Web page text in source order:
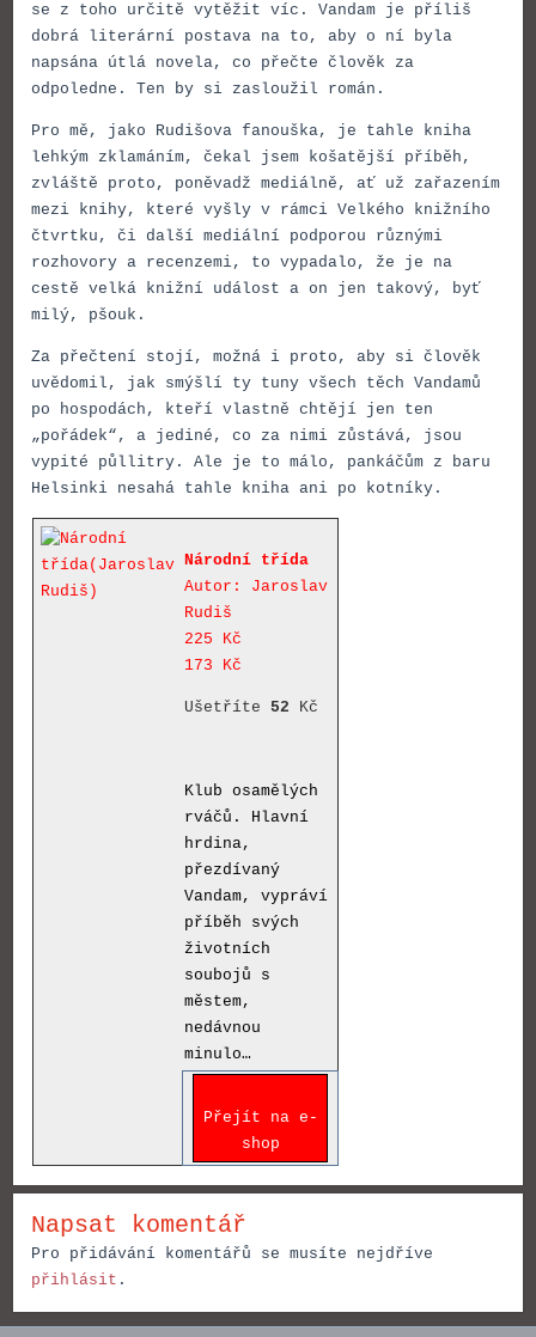
se z toho určitě vytěžit víc. Vandam je příliš
dobrá literární postava na to, aby o ní byla
napsána útlá novela, co přečte člověk za
odpoledne. Ten by si zasloužil román.
Pro mě, jako Rudišova fanouška, je tahle kniha
lehkým zklamáním, čekal jsem košatější příběh,
zvláště proto, poněvadž mediálně, ať už zařazením
mezi knihy, které vyšly v rámci Velkého knižního
čtvrtku, či další mediální podporou různými
rozhovory a recenzemi, to vypadalo, že je na
cestě velká knižní událost a on jen takový, byť
milý, pšouk.
Za přečtení stojí, možná i proto, aby si člověk
uvědomil, jak smýšlí ty tuny všech těch Vandamů
po hospodách, kteří vlastně chtějí jen ten
„pořádek“, a jediné, co za nimi zůstává, jsou
vypité půllitry. Ale je to málo, pankáčům z baru
Helsinki nesahá tahle kniha ani po kotníky.
Národní třída
Autor: Jaroslav
Rudiš
225 Kč
173 Kč
Ušetříte52 Kč
Klub osamělých
rváčů. Hlavní
hrdina,
přezdívaný
Vandam, vypráví
příběh svých
životních
soubojů s
městem,
nedávnou
minulo…
Přejít na e-
shop
Napsat komentář
Pro přidávání komentářů se musíte nejdříve
přihlásit .